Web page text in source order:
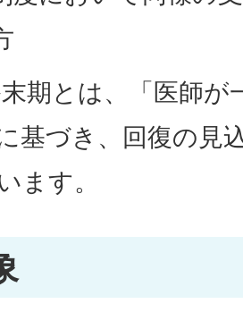
末期とは、「医師
基づき、回復の見
ます。